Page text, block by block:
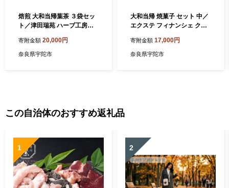
焙煎 大和当帰葉茶 ３袋セッ
ト／津田瑞苑 ハーブ工房瑞
カポカ 奈良県 宇陀市
寄附金額 20,000円
奈良県宇陀市
大和当帰 焼菓子 セット 中／
エクステ フィナンシェ クッ
お取り寄せ 奈良県 宇陀市
寄附金額 17,000円
奈良県宇陀市
この自治体のおすすめ返礼品
1 2